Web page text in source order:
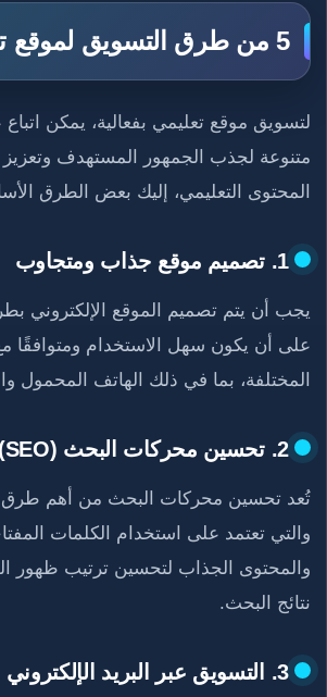
5 من طرق التسويق لموقع تعليمي
لتسويق موقع تعليمي بفعالية، يمكن
متنوعة لجذب الجمهور المستهدف
المحتوى التعليمي، إليك بعض الطرق
1. تصميم موقع جذاب ومتجاوب
يجب أن يتم تصميم الموقع الإلكتروني
على أن يكون سهل الاستخدام ومتوافقًا
المختلفة، بما في ذلك الهاتف المحمول
2. تحسين محركات البحث (SEO)
تُعد تحسين محركات البحث من أهم طرق
والتي تعتمد على استخدام الكلمات
والمحتوى الجذاب لتحسين ترتيب ظهور
نتائج البحث.
3. التسويق عبر البريد الإلكتروني